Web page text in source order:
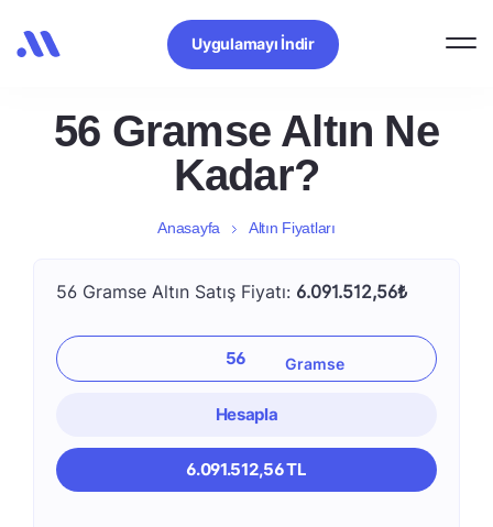
Uygulamayı İndir
56 Gramse Altın Ne
Kadar?
Anasayfa Altın Fiyatları
56 Gramse Altın Satış Fiyatı: 6.091.512,56₺
Hesapla
6.091.512,56 TL